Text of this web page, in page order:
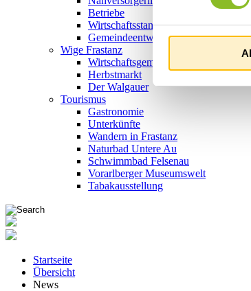
Betriebe
Wirtschaftsstandort Frastanz
Gemeindeentwicklung
Wige Frastanz
Wirtschaftsgemeinschaft
Herbstmarkt
Der Walgauer
Tourismus
Gastronomie
Unterkünfte
Wandern in Frastanz
Naturbad Untere Au
Schwimmbad Felsenau
Vorarlberger Museumswelt
Tabakausstellung
Startseite
Übersicht
News